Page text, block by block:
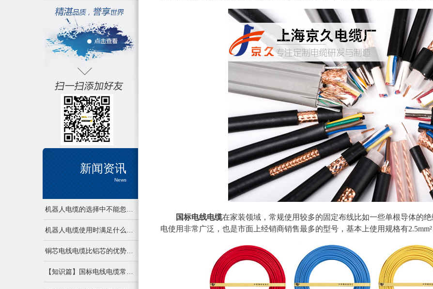
新闻资讯
News
国标电线电缆在家装领域，常规使用较多的固定布线比如一些单根导体的
电使用非常广泛，也是市面上经销商销售最多的型号，基本上使用规格有2.5mm²